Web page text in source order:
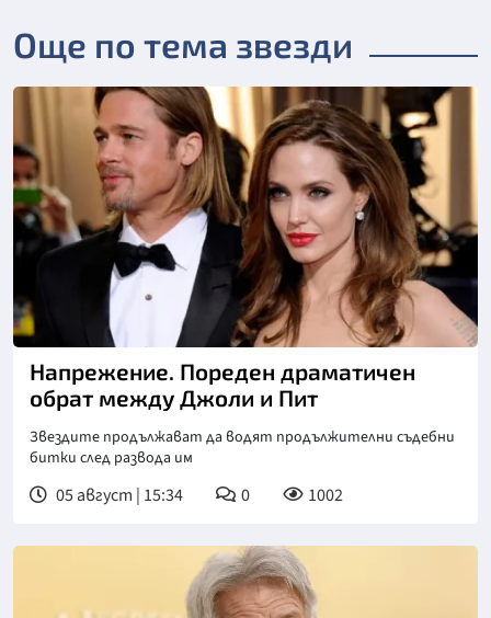
Още по тема звезди
Напрежение. Пореден драматичен
обрат между Джоли и Пит
Звездите продължават да водят продължителни съдебни
битки след развода им
05 август | 15:34 0 1002